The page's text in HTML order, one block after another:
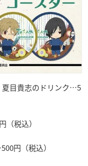
夏目貴志のドリンク…5
税込）
円（税込）